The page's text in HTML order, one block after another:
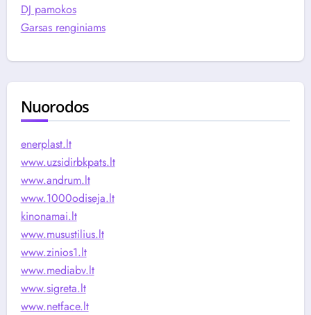
DJ pamokos
Garsas renginiams
Nuorodos
enerplast.lt
www.uzsidirbkpats.lt
www.andrum.lt
www.1000odiseja.lt
kinonamai.lt
www.musustilius.lt
www.zinios1.lt
www.mediabv.lt
www.sigreta.lt
www.netface.lt